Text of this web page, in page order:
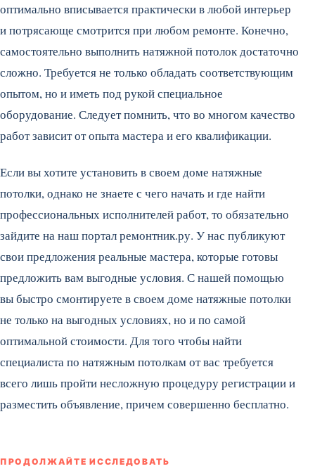
оптимально вписывается практически в любой интерьер
и потрясающе смотрится при любом ремонте. Конечно,
самостоятельно выполнить натяжной потолок достаточно
сложно. Требуется не только обладать соответствующим
опытом, но и иметь под рукой специальное
оборудование. Следует помнить, что во многом качество
работ зависит от опыта мастера и его квалификации.
Если вы хотите установить в своем доме натяжные
потолки, однако не знаете с чего начать и где найти
профессиональных исполнителей работ, то обязательно
зайдите на наш портал ремонтник.ру. У нас публикуют
свои предложения реальные мастера, которые готовы
предложить вам выгодные условия. С нашей помощью
вы быстро смонтируете в своем доме натяжные потолки
не только на выгодных условиях, но и по самой
оптимальной стоимости. Для того чтобы найти
специалиста по натяжным потолкам от вас требуется
всего лишь пройти несложную процедуру регистрации и
разместить объявление, причем совершенно бесплатно.
ПРОДОЛЖАЙТЕ ИССЛЕДОВАТЬ